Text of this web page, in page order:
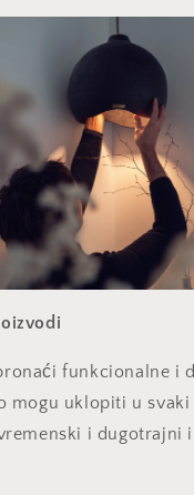
funkcionalne i
mogu uklopiti u
i dugotrajni